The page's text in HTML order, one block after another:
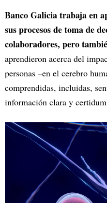
Banco Galicia trabaja en
sus procesos de toma de
colaboradores, pero
aprendieron acerca del
personas –en el cerebro
comprendidas, incluidas,
información clara y